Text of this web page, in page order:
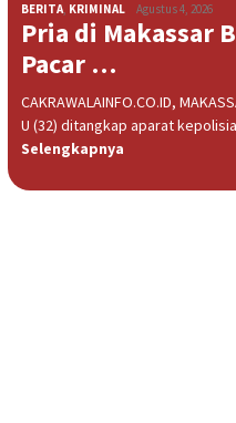
BERITA, KRIMINAL Agustus 4, 2026
Pria di Makassar
Pacar …
CAKRAWALAINFO.CO.ID,
U (32) ditangkap aparat
Selengkapnya